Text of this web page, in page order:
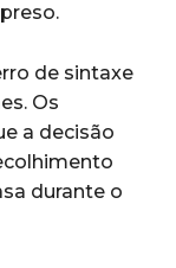
de sintaxe
Os
a decisão
durante o